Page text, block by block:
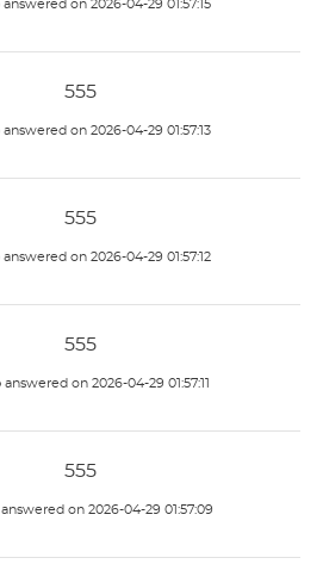
answered on 2026-04-29 01:57:15
555
answered on 2026-04-29 01:57:13
555
answered on 2026-04-29 01:57:12
555
answered on 2026-04-29 01:57:11
555
answered on 2026-04-29 01:57:09